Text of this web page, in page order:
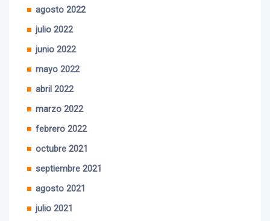
agosto 2022
julio 2022
junio 2022
mayo 2022
abril 2022
marzo 2022
febrero 2022
octubre 2021
septiembre 2021
agosto 2021
julio 2021